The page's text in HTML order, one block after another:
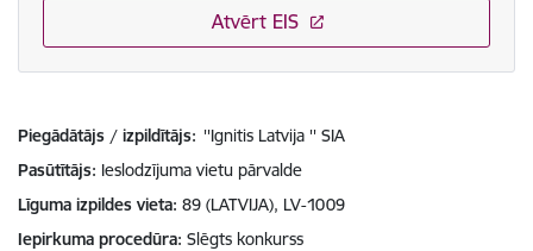
Atvērt EIS
Piegādātājs / izpildītājs: ''Ignitis Latvija '' SIA
Pasūtītājs Ieslodzījuma vietu pārvalde
Līguma izpildes vieta 89 (LATVIJA), LV-1009
Iepirkuma procedūra Slēgts konkurss